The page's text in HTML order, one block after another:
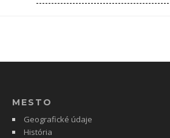
MESTO
Geografické údaje
História